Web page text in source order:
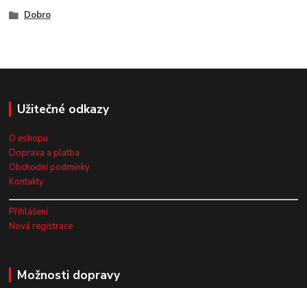
Dobro
Užitečné odkazy
O eshopu
Doprava a platba
Obchodní podmínky
Kontakty
Přihlášení
Nová registrace
Možnosti dopravy